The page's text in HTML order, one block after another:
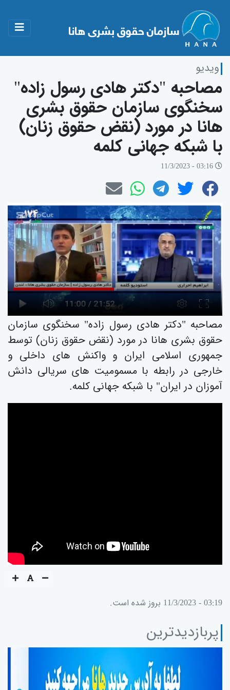
ویدیو
مصاحبە "دکتر هادی رسول زاده"
سخنگوی سازمان حقوق بشری
هانا در مورد (نقض حقوق زنان)
با شبکە جهانی کلمە
مصاحبە "دکتر هادی رسول زاده" سخنگوی سازمان
حقوق بشری هانا در مورد (نقض حقوق زنان) توسط
جمهوری اسلامی ایران و واکنش های داخلی و
خارجی در رابطه با مسمومیت های سریالی دانش
آموزان در ایران" با شبکە جهانی کلمە.
03:19 - 11/3/2023 بروز شده است.
پربازدیدترین